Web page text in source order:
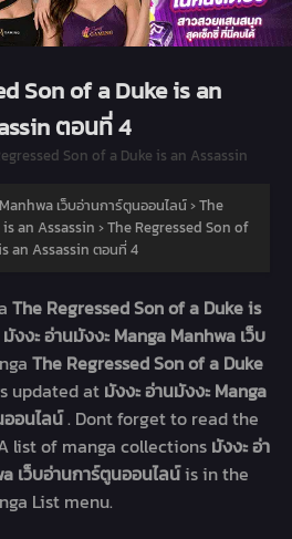
Son of a Duke is an
ตอนที่ 4
Son of a Duke is an Assassin
เว็บอ่านการ์ตูนออนไลน์›The
an Assassin ›The Regressed Son of
an Assassin ตอนที่ 4
The Regressed Son of a Duke is
มังงะ อ่านมังงะ Manga Manhwa เว็บ
The Regressed Son of a Duke
updated at มังงะ อ่านมังงะ Manga
ออนไลน์. Dont forget to read the
list of manga collections มังงะ อ่า
เว็บอ่านการ์ตูนออนไลน์is in the
List menu.